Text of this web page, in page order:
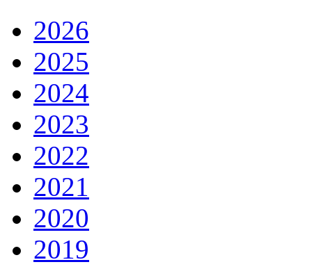
2026
2025
2024
2023
2022
2021
2020
2019